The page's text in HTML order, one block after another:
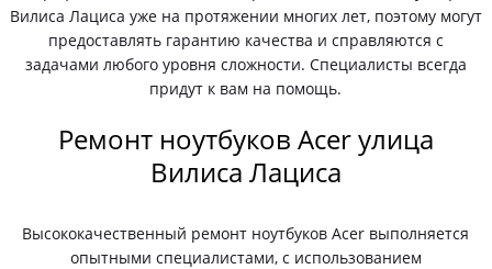
Вилиса Лациса уже на протяжении многих лет, поэтому могут
предоставлять гарантию качества и справляются с
задачами любого уровня сложности. Специалисты всегда
придут к вам на помощь.
Ремонт ноутбуков Acer улица
Вилиса Лациса
Высококачественный ремонт ноутбуков Acer выполняется
опытными специалистами, с использованием